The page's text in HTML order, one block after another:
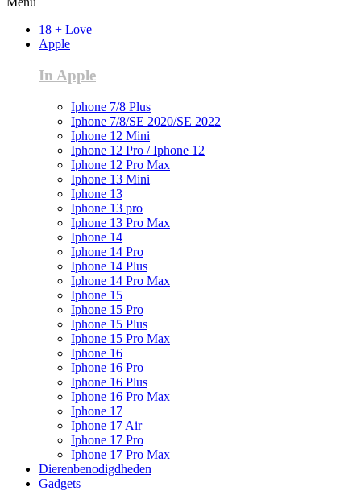
18 + Love
Apple
In Apple
Iphone 7/8 Plus
Iphone 7/8/SE 2020/SE 2022
Iphone 12 Mini
Iphone 12 Pro / Iphone 12
Iphone 12 Pro Max
Iphone 13 Mini
Iphone 13
Iphone 13 pro
Iphone 13 Pro Max
Iphone 14
Iphone 14 Pro
Iphone 14 Plus
Iphone 14 Pro Max
Iphone 15
Iphone 15 Pro
Iphone 15 Plus
Iphone 15 Pro Max
Iphone 16
Iphone 16 Pro
Iphone 16 Plus
Iphone 16 Pro Max
Iphone 17
Iphone 17 Air
Iphone 17 Pro
Iphone 17 Pro Max
Dierenbenodigdheden
Gadgets